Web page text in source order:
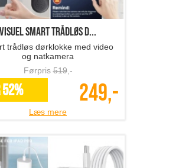
Visuel smart trådløs d...
trådløs dørklokke med video
og natkamera
Førpris519,-
52% 249,-
Læs mere